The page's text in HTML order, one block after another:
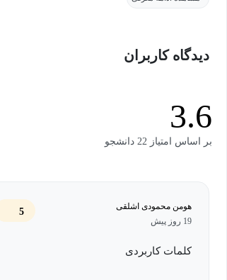
دیدگاه کاربران
3.6
بر اساس امتیاز 22 دانشجو
هومن محمودی اشلقی
19 روز پیش
5
کلمات کاربردی